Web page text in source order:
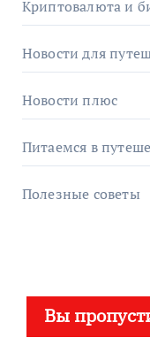
Криптовалюта и
Новости для
Новости плюс
Питаемся в
Полезные советы
Вы